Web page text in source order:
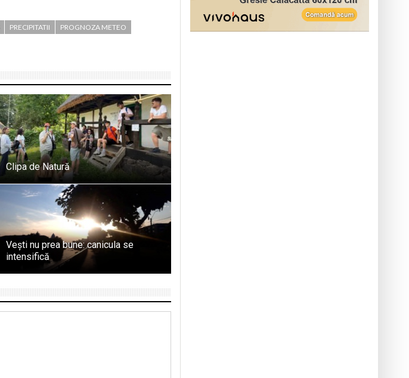
PRECIPITATII
PROGNOZA METEO
Clipa de Natură
Vești nu prea bune: canicula se
intensifică